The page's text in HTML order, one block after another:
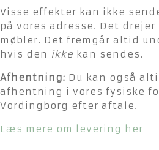
Visse effekter kan ikke
på vores adresse. Det
møbler. Det fremgår altid
hvis den ikke kan sendes.
Afhentning: Du kan også
afhentning i vores fysiske
Vordingborg efter aftale.
Læs mere om levering her